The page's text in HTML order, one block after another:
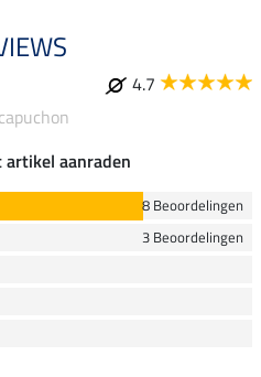
4.7
aanraden
8 Beoordelingen
3 Beoordelingen